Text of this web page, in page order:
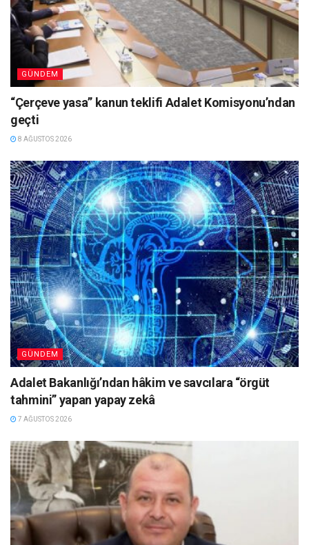
GÜNDEM
“Çerçeve yasa” kanun teklifi Adalet Komisyonu’ndan
geçti
8 AĞUSTOS 2026
GÜNDEM
Adalet Bakanlığı’ndan hâkim ve savcılara “örgüt
tahmini” yapan yapay zekâ
7 AĞUSTOS 2026